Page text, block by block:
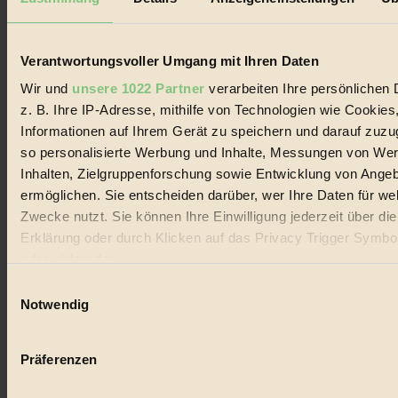
Verantwortungsvoller Umgang mit Ihren Daten
Wir und unsere 1022 Partner verarbeiten Ihre persönlichen
z. B. Ihre IP-Adresse, mithilfe von Technologien wie
Informationen auf Ihrem Gerät zu speichern und darauf
so personalisierte Werbung und Inhalte, Messungen von
Inhalten, Zielgruppenforschung sowie Entwicklung von
ermöglichen. Sie entscheiden darüber, wer Ihre Daten für
Zwecke nutzt. Sie können Ihre Einwilligung jederzeit über
Erklärung oder durch Klicken auf das Privacy Trigger
Wenn Sie es erlauben, würden wir auch gerne:
Ihr Gerät durch aktives Scannen nach bestimmten
Notwendig
Präferenzen
Biorama steht für einen nachhaltigen Lebensstil und bewussten
Lebenswandel. Es ist eine moderne Plattform für Ideen, Menschen
Handels mit Bioprodukten, des Fair-Trade sowie der Branche
alternativer Energien.
Social Media
22.601 Fans auf Facebook
3.415 Follower auf Twitter
Folge uns auf Instagram
Themen
Bio
Vegan